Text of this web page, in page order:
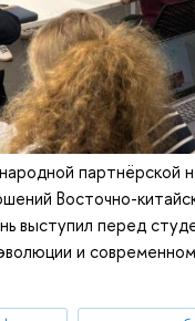
партнёрской
Восточно-
выступил перед
и